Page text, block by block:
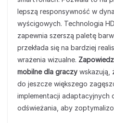
lepszą responsywność w
wyścigowych. Technologia
zapewnia szerszą paletę
przekłada się na bardziej
wrażenia wizualne.
mobilne dla graczy wskazują,
do jeszcze większego
implementacji adaptacyjnych
odświeżania, aby